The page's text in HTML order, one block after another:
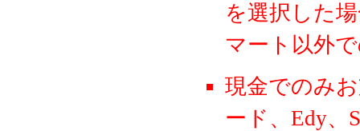
を選択した
マート以外
現金でのみ
ード、Edy、